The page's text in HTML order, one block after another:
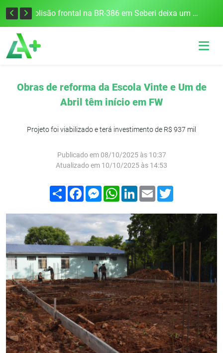
União Frederiquense vence o Gramadense fora de casa e assume a terceira posição na Divisão de Acesso Colisão frontal na BR-386 em Seberi deixa um morto e quatro feridos
Obras de reforma da Escola Vinte e Um de
Abril têm início em FW
Projeto foi viabilizado e terá investimento de R$ 937 mil
Publicado em 08/10/2025 às 10:37
Atualizado em 10/10/2025 às 14:53
Compartilhar
FacebookMessenger
WhatsApp
LinkedIn
Email